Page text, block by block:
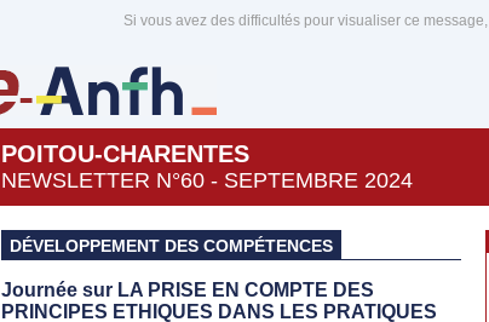
Si vous avez des difficultés pour visualiser ce message,
POITOU-CHARENTES
NEWSLETTER N°60 - SEPTEMBRE 2024
DÉVELOPPEMENT DES COMPÉTENCES
Journée sur LA PRISE EN COMPTE DES
PRINCIPES ETHIQUES DANS LES PRATIQUES